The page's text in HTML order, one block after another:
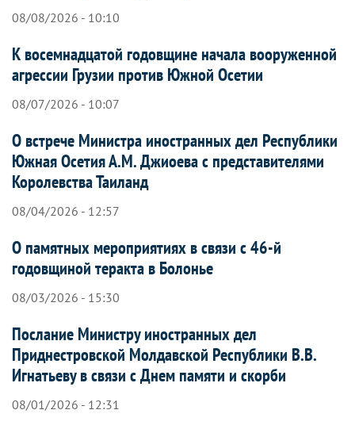
08/08/2026 - 10:10
К восемнадцатой годовщине начала вооруженной
агрессии Грузии против Южной Осетии
08/07/2026 - 10:07
О встрече Министра иностранных дел Республики
Южная Осетия А.М. Джиоева с представителями
Королевства Таиланд
08/04/2026 - 12:57
О памятных мероприятиях в связи с 46-й
годовщиной теракта в Болонье
08/03/2026 - 15:30
Послание Министру иностранных дел
Приднестровской Молдавской Республики В.В.
Игнатьеву в связи с Днем памяти и скорби
08/01/2026 - 12:31